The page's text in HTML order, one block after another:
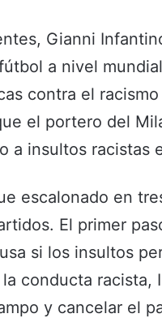
Gianni
a nivel
contra el
el portero del
a insultos racistas
escalonado en
El primer
si los insultos
conducta racista,
y cancelar el